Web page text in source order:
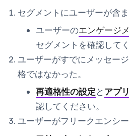
セグメントにユーザーが含ま
ユーザーのエンゲージ
セグメントを確認してく
ユーザーがすでにメッセー
格ではなかった。
再適格性の設定とアプ
認してください。
ユーザーがフリークエンシ